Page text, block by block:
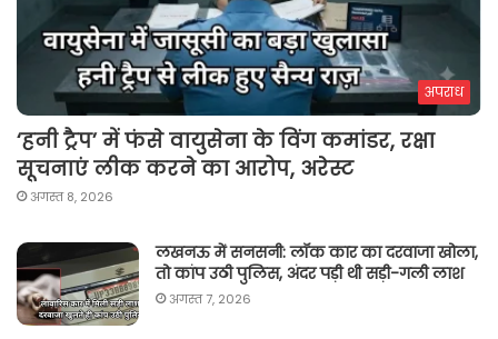
अपराध
‘हनी ट्रैप’ में फंसे वायुसेना के विंग कमांडर, रक्षा
सूचनाएं लीक करने का आरोप, अरेस्ट
अगस्त 8, 2026
लखनऊ में सनसनी: लॉक कार का दरवाजा खोला,
तो कांप उठी पुलिस, अंदर पड़ी थी सड़ी-गली लाश
अगस्त 7, 2026